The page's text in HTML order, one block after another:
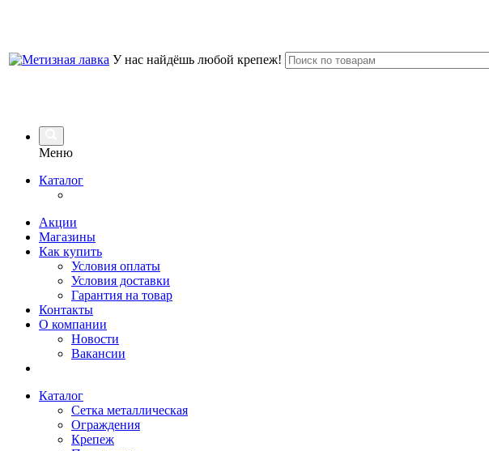
У нас найдёшь любой крепеж!
Меню
Каталог
Акции
Магазины
Как купить
Условия оплаты
Условия доставки
Гарантия на товар
Контакты
О компании
Новости
Вакансии
Каталог
Сетка металлическая
Ограждения
Крепеж